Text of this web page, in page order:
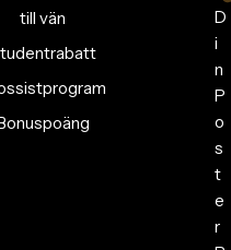
till vän
D
i
n
P
o
s
t
e
r